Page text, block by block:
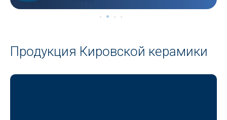
Продукция Кировской керамики